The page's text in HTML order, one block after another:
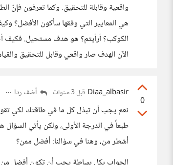
واقعية وقابلة للتحقيق. وكما تعرفون فإنّ
الآن الهدف صار واقعي وقابل للتحقيق
0
Diaa_albasir قبل 3 سنوات أضف ردا
نعم يجب أن تبذل كل ما في طاقتك لكي
طبعاً في الدرجة الأولى، ولكن يأتي
أشطر من، وهنا في سؤالنا: أفضل ممن؟